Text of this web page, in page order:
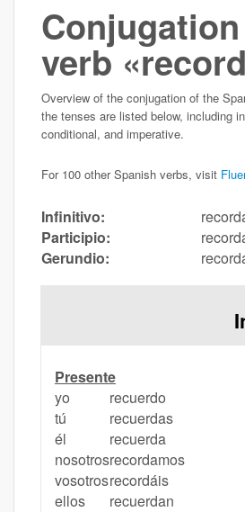
verb
Overview of the conjugation of the
the tenses are listed below, including
conditional, and imperative.
For 100 other Spanish verbs, visit
Infinitivo:
Participio:
Gerundio:
Presente
yo
recuerdo
tú
recuerdas
él
recuerda
nosotrosrecordamos
vosotrosrecordáis
ellos
recuerdan